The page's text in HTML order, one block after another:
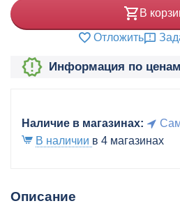
В
Отложить
Информация по ценам
Наличие в магазинах:
В наличии в 4 магазинах
Описание